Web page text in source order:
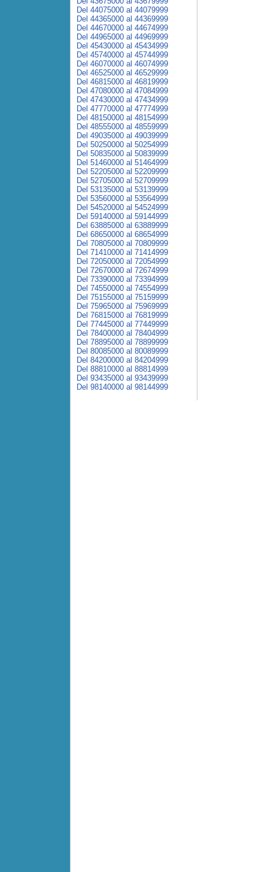
Del 44075000 al 44079999
Del 44365000 al 44369999
Del 44670000 al 44674999
Del 44965000 al 44969999
Del 45430000 al 45434999
Del 45740000 al 45744999
Del 46070000 al 46074999
Del 46525000 al 46529999
Del 46815000 al 46819999
Del 47080000 al 47084999
Del 47430000 al 47434999
Del 47770000 al 47774999
Del 48150000 al 48154999
Del 48555000 al 48559999
Del 49035000 al 49039999
Del 50250000 al 50254999
Del 50835000 al 50839999
Del 51460000 al 51464999
Del 52205000 al 52209999
Del 52705000 al 52709999
Del 53135000 al 53139999
Del 53560000 al 53564999
Del 54520000 al 54524999
Del 59140000 al 59144999
Del 63885000 al 63889999
Del 68650000 al 68654999
Del 70805000 al 70809999
Del 71410000 al 71414999
Del 72050000 al 72054999
Del 72670000 al 72674999
Del 73390000 al 73394999
Del 74550000 al 74554999
Del 75155000 al 75159999
Del 75965000 al 75969999
Del 76815000 al 76819999
Del 77445000 al 77449999
Del 78400000 al 78404999
Del 78895000 al 78899999
Del 80085000 al 80089999
Del 84200000 al 84204999
Del 88810000 al 88814999
Del 93435000 al 93439999
Del 98140000 al 98144999